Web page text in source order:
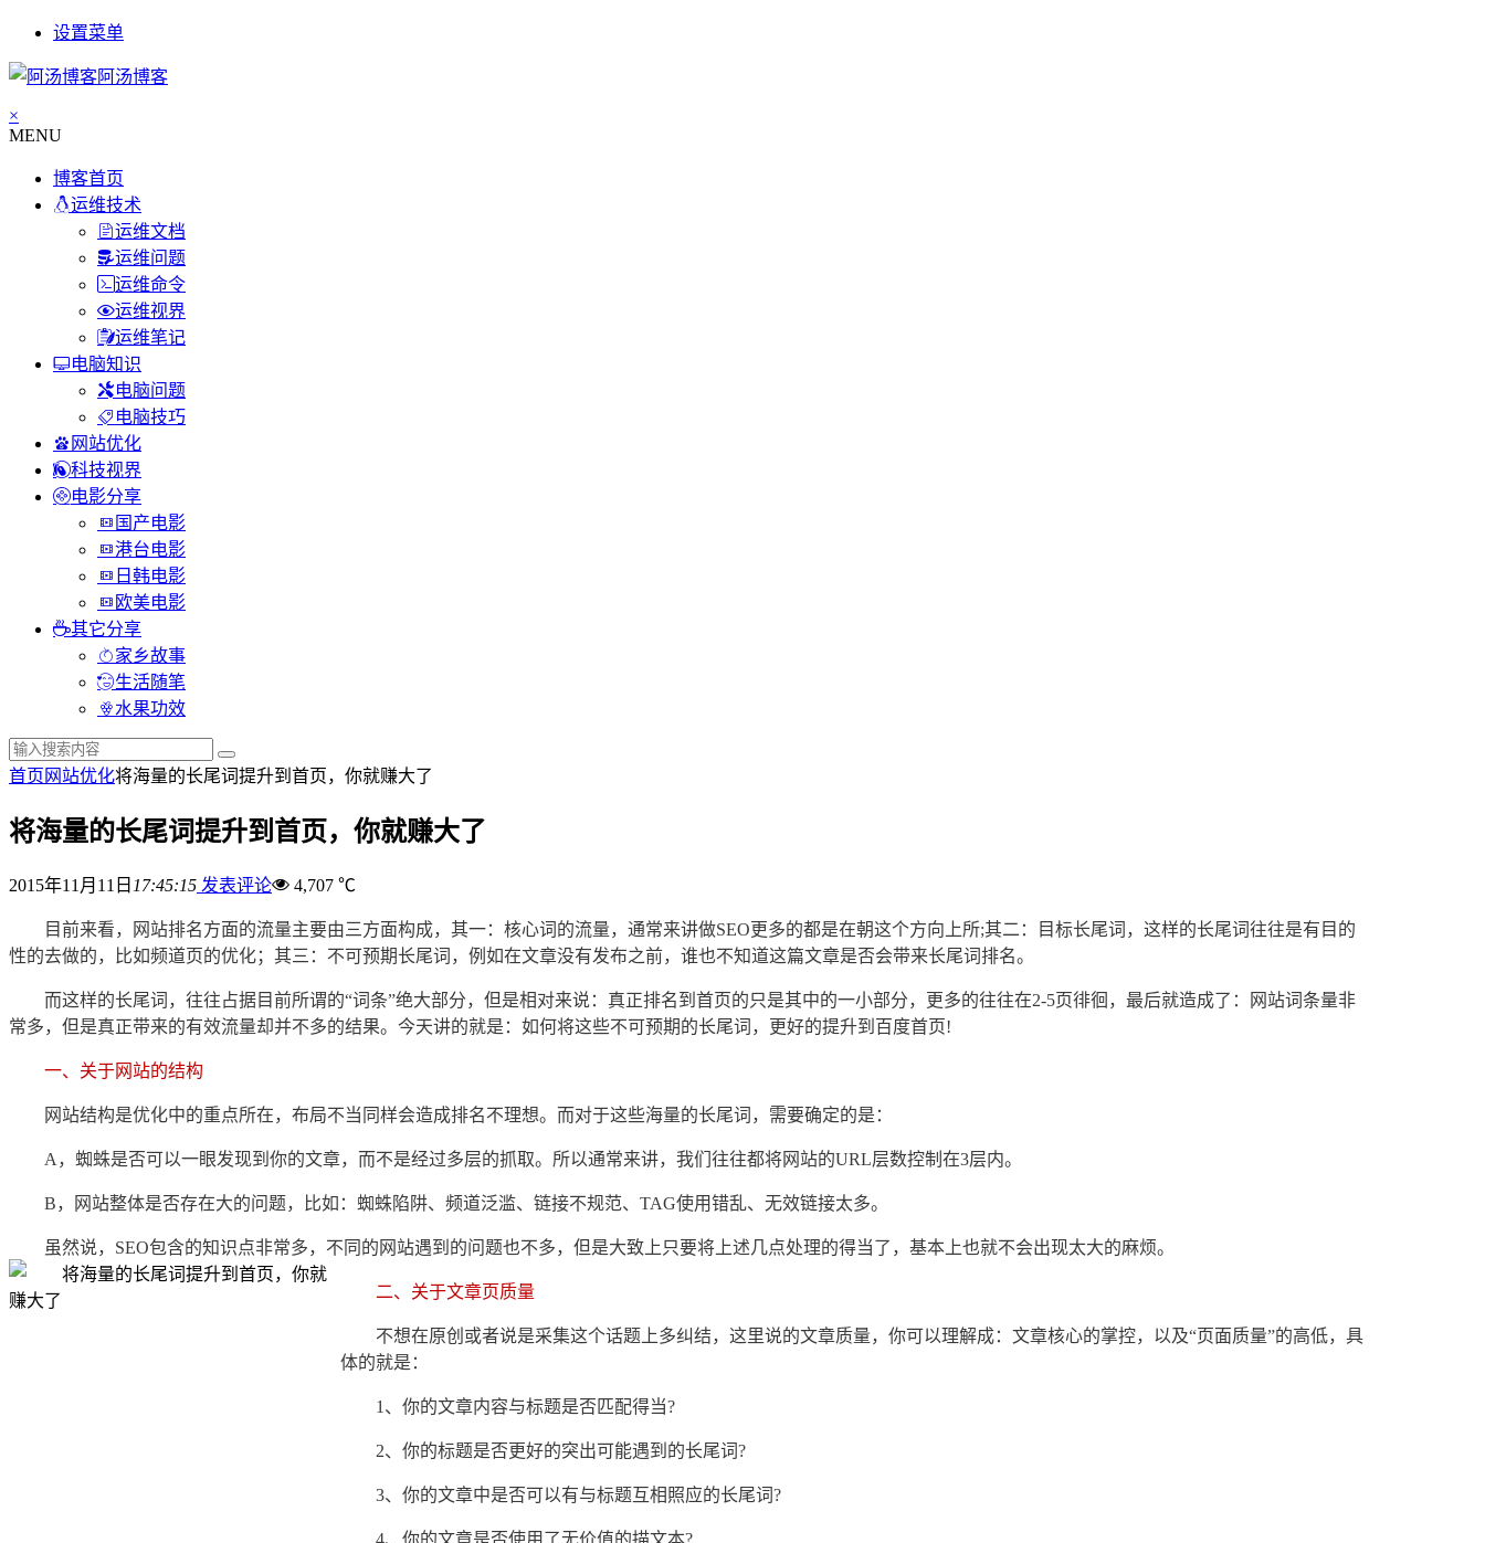
设置菜单
阿汤博客
×
MENU
博客首页
运维技术
运维文档
运维问题
运维命令
运维视界
运维笔记
电脑知识
电脑问题
电脑技巧
网站优化
科技视界
电影分享
国产电影
港台电影
日韩电影
欧美电影
其它分享
家乡故事
生活随笔
水果功效
首页 网站优化将海量的长尾词提升到首页，你就赚大了
将海量的长尾词提升到首页，你就赚大了
2015年11月11日 17:45:15 发表评论 4,707 ℃
目前来看，网站排名方面的流量主要由三方面构成，其一：核心词的流量，通常来讲做SEO更多的都是在朝这个方向上所;其二：目标长尾词，这样的长尾词往往是有目的
性的去做的，比如频道页的优化；其三：不可预期长尾词，例如在文章没有发布之前，谁也不知道这篇文章是否会带来长尾词排名。
而这样的长尾词，往往占据目前所谓的“词条”绝大部分，但是相对来说：真正排名到首页的只是其中的一小部分，更多的往往在2-5页徘徊，最后就造成了：网站词条量非
常多，但是真正带来的有效流量却并不多的结果。今天讲的就是：如何将这些不可预期的长尾词，更好的提升到百度首页!
一、关于网站的结构
网站结构是优化中的重点所在，布局不当同样会造成排名不理想。而对于这些海量的长尾词，需要确定的是：
A ，蜘蛛是否可以一眼发现到你的文章，而不是经过多层的抓取。所以通常来讲，我们往往都将网站的URL层数控制在3层内。
B，网站整体是否存在大的问题，比如：蜘蛛陷阱、频道泛滥、链接不规范、TAG使用错乱、无效链接太多。
虽然说，SEO包含的知识点非常多，不同的网站遇到的问题也不多，但是大致上只要将上述几点处理的得当了，基本上也就不会出现太大的麻烦。
二、关于文章页质量
不想在原创或者说是采集这个话题上多纠结，这里说的文章质量，你可以理解成：文章核心的掌控，以及“页面质量”的高低，具
体的就是：
1 、你的文章内容与标题是否匹配得当?
2、你的标题是否更好的突出可能遇到的长尾词?
3、你的文章中是否可以有与标题互相照应的长尾词?
4、你的文章是否使用了无价值的描文本?